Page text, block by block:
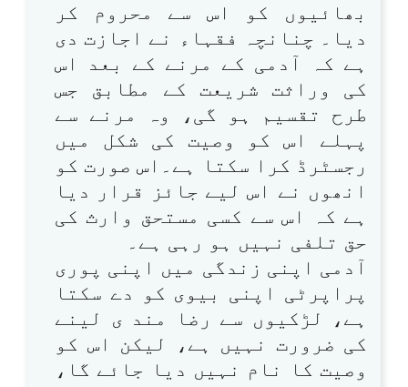
بھائیوں کو اس سے محروم کر
دیا۔ چنانچہ فقہاء نے اجازت دی
ہے کہ آدمی کے مرنے کے بعد اس
کی وراثت شریعت کے مطابق جس
طرح تقسیم ہو گی، وہ مرنے سے
پہلے اس کو وصیت کی شکل میں
رجسٹرڈ کرا سکتا ہے۔اس صورت کو
انھوں نے اس لیے جائز قرار دیا
ہے کہ اس سے کسی مستحق وارث کی
حق تلفی نہیں ہو رہی ہے۔
آدمی اپنی زندگی میں اپنی پوری
پراپرٹی اپنی بیوی کو دے سکتا
ہے، لڑکیوں سے رضا مند ی لینے
کی ضرورت نہیں ہے، لیکن اس کو
وصیت کا نام نہیں دیا جائے گا،